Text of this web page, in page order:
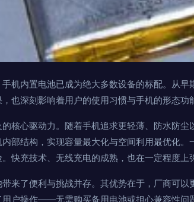
机内置电池已成为绝大多数设备的标配。从
也深刻影响着用户的使用习惯与手机的形态功
核心驱动力。随着手机追求更轻薄、防水防
部结构，实现容量最大化与空间利用最优化
快充技术、无线充电的成熟，也在一定程度上
来了便利与挑战并存。其优势在于，厂商可
户操作——无需购买备用电池或担心兼容性问